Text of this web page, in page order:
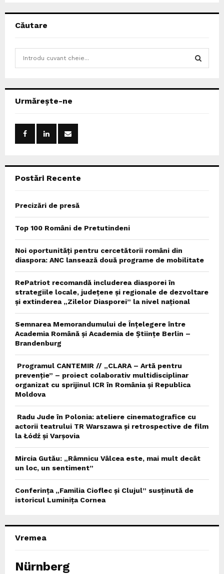
Căutare
h
Urmărește-ne
Postări Recente
Precizări de presă
Top 100 Români de Pretutindeni
Noi oportunități pentru cercetătorii români din
diaspora: ANC lansează două programe de mobilitate
RePatriot recomandă includerea diasporei în
strategiile locale, județene și regionale de dezvoltare
și extinderea „Zilelor Diasporei” la nivel național
Semnarea Memorandumului de Înțelegere între
Academia Română și Academia de Științe Berlin –
Brandenburg
Programul CANTEMIR // „CLARA – Artă pentru
prevenție” – proiect colaborativ multidisciplinar
organizat cu sprijinul ICR în România și Republica
Moldova
Radu Jude în Polonia: ateliere cinematografice cu
actorii teatrului TR Warszawa și retrospective de film
la Łódź și Varșovia
Mircia Gutău: „Râmnicu Vâlcea este, mai mult decât
un loc, un sentiment”
Conferința „Familia Cioflec și Clujul” susținută de
istoricul Luminița Cornea
Vremea
Nürnberg